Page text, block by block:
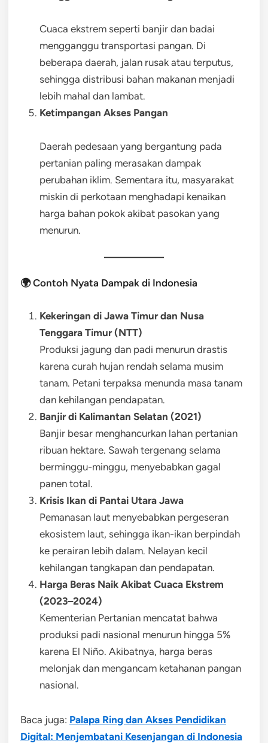
Cuaca ekstrem seperti banjir dan badai
mengganggu transportasi pangan. Di
beberapa daerah, jalan rusak atau terputus,
sehingga distribusi bahan makanan menjadi
lebih mahal dan lambat.
Ketimpangan Akses Pangan
Daerah pedesaan yang bergantung pada
pertanian paling merasakan dampak
perubahan iklim. Sementara itu, masyarakat
miskin di perkotaan menghadapi kenaikan
harga bahan pokok akibat pasokan yang
menurun.
🌍 Contoh Nyata Dampak di Indonesia
Kekeringan di Jawa Timur dan Nusa
Tenggara Timur (NTT)
Produksi jagung dan padi menurun drastis
karena curah hujan rendah selama musim
tanam. Petani terpaksa menunda masa tanam
dan kehilangan pendapatan.
Banjir di Kalimantan Selatan (2021)
Banjir besar menghancurkan lahan pertanian
ribuan hektare. Sawah tergenang selama
berminggu-minggu, menyebabkan gagal
panen total.
Krisis Ikan di Pantai Utara Jawa
Pemanasan laut menyebabkan pergeseran
ekosistem laut, sehingga ikan-ikan berpindah
ke perairan lebih dalam. Nelayan kecil
kehilangan tangkapan dan pendapatan.
Harga Beras Naik Akibat Cuaca Ekstrem
(2023–2024)
Kementerian Pertanian mencatat bahwa
produksi padi nasional menurun hingga 5%
karena El Niño. Akibatnya, harga beras
melonjak dan mengancam ketahanan pangan
nasional.
Baca juga: Palapa Ring dan Akses Pendidikan
Digital: Menjembatani Kesenjangan di Indonesia